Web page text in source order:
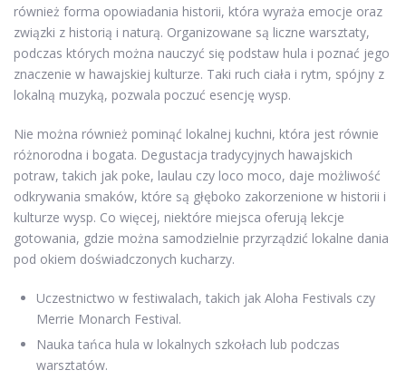
również forma opowiadania historii, która wyraża emocje oraz
związki z historią i naturą. Organizowane są liczne warsztaty,
podczas których można nauczyć się podstaw hula i poznać jego
znaczenie w hawajskiej kulturze. Taki ruch ciała i rytm, spójny z
lokalną muzyką, pozwala poczuć esencję wysp.
Nie można również pominąć lokalnej kuchni, która jest równie
różnorodna i bogata. Degustacja tradycyjnych hawajskich
potraw, takich jak poke, laulau czy loco moco, daje możliwość
odkrywania smaków, które są głęboko zakorzenione w historii i
kulturze wysp. Co więcej, niektóre miejsca oferują lekcje
gotowania, gdzie można samodzielnie przyrządzić lokalne dania
pod okiem doświadczonych kucharzy.
Uczestnictwo w festiwalach, takich jak Aloha Festivals czy
Merrie Monarch Festival.
Nauka tańca hula w lokalnych szkołach lub podczas
warsztatów.